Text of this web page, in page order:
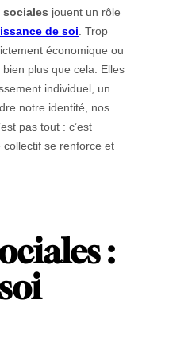
sociales jouent un rôle
de soi . Trop
économique ou
bien plus que cela. Elles
individuel, un
notre identité, nos
pas tout : c’est
collectif se renforce et
: